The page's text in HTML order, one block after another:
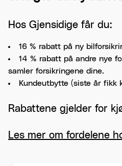
Hos Gjensidige får du:
16 % rabatt på ny
14 % rabatt på andre nye
samler forsikringene dine.
Kundeutbytte (siste år fikk
Rabattene gjelder for
Les mer om fordelene